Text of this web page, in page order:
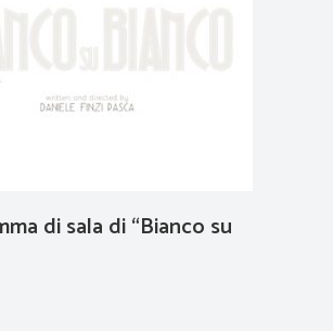
scelte
pagina
di sala di “Bianco su